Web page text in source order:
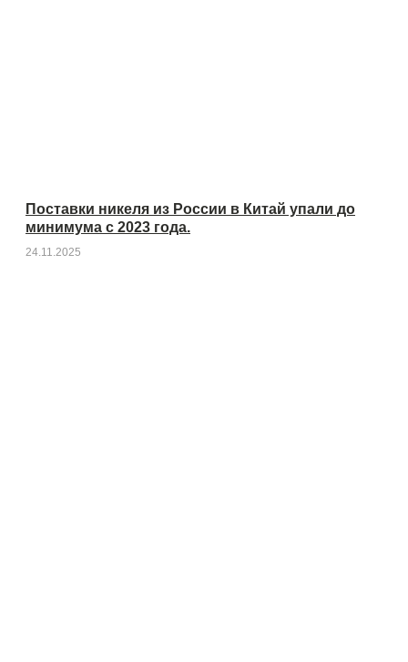
Поставки никеля из России в Китай упали до
минимума с 2023 года.
24.11.2025